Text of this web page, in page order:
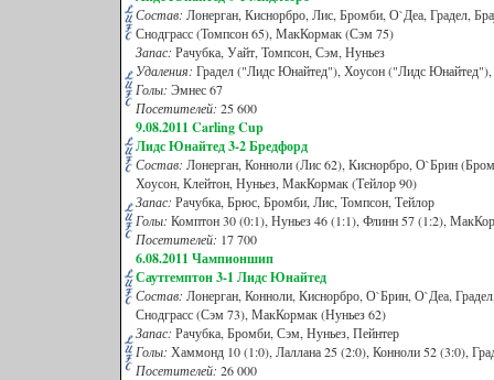
Состав: Лонерган, Киснорбро, Лис, Бромби, О`Деа, Градел,
Снодграсс (Томпсон 65), МакКормак (Сэм 75)
Запас: Рачубка, Уайт, Томпсон, Сэм, Нуньез
Удаления: Градел ("Лидс Юнайтед"), Хоусон ("Лидс
Голы: Эмнес 67
Посетителей: 25 600
9.08.2011 Carling Cup
Лидс Юнайтед 3-2 Бредфорд
Состав: Лонерган, Конноли (Лис 62), Киснорбро, О`Брин
Хоусон, Клейтон, Нуньез, МакКормак (Тейлор 90)
Запас: Рачубка, Брюс, Бромби, Лис, Томпсон, Тейлор
Голы: Комптон 30 (0:1), Нуньез 46 (1:1), Флинн 57 (1:2),
Посетителей: 17 700
6.08.2011 Чампионшип
Саутгемптон 3-1 Лидс Юнайтед
Состав: Лонерган, Конноли, Киснорбро, О`Брин, О`Деа,
Снодграсс (Сэм 73), МакКормак (Нуньез 62)
Запас: Рачубка, Бромби, Сэм, Нуньез, Пейнтер
Голы: Хаммонд 10 (1:0), Лаллана 25 (2:0), Конноли 52 (3:0),
Посетителей: 26 000